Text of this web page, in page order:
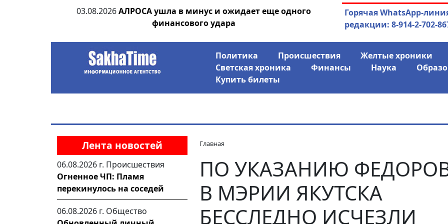
04.08.2026 Маринычев у Путина: смотрины или
антикризисный разбор?
04.08.2026Маски
заявил о
Горячая WhatsApp-
редакции: 8-914-2-702-
Политика Происшествия Желтые хроники
Светская хроника
Финансы Наука
Купить билеты
Лента новостей
06.08.2026 г. Происшествия
Огненное ЧП: Пламя
перекинулось на соседей
06.08.2026 г. Общество
Главная
ПО УКАЗАНИЮ
В МЭРИИ ЯКУТСКА
БЕССЛЕДНО ИСЧЕЗЛИ